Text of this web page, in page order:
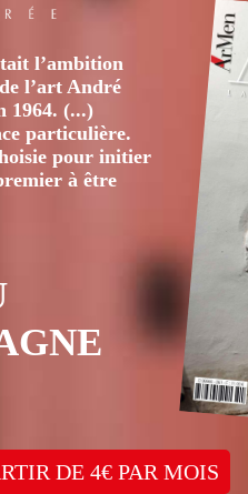
l’ambition
l’art André
1964. (...)
particulière.
pour initier
à être
DE 4€ PAR MOIS